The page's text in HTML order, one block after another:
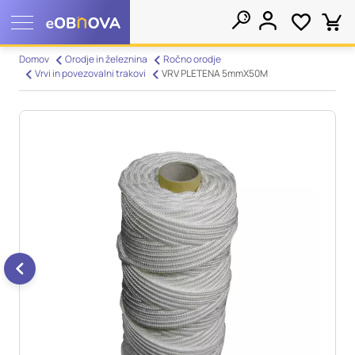
Domov Orodje in železnina
Ročno orodje
Vrvi in povezovalni trakovi
VRV PLETENA 5mmX50M
Nastavitve piškotkov
pridobi informacije iz vašega brskalnika, večinoma v obliki
piškotkov. Te informacije se lahko navezujejo na vas, vaše
nastavitve, vašo napravo ali pa skrbijo, da vaše spletno mesto
deluje v skladu z vašimi pričakovanji. Te informacije običajno
ne razkrivajo neposredno vaše identitete, vendar vam lahko
zagotovijo bolj prilagojeno spletno uporabniško izkušnjo.
Nekatere vrste piškotkov lahko zavrnete. Klikajte različna
imena kategorij, da si ogledate več informacij in spremenite
privzete nastavitve. Blokiranje določenih vrst piškotkov vpliva
na vašo uporabo tega spletnega mesta in naše storitve.